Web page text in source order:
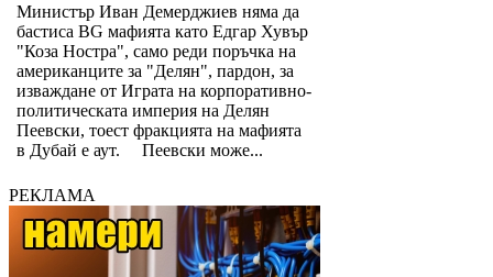
Министър Иван Демерджиев няма да
бастиса BG мафията като Едгар Хувър
"Коза Ностра", само реди поръчка на
американците за "Делян", пардон, за
изваждане от Играта на корпоративно-
политическата империя на Делян
Пеевски, тоест фракцията на мафията
в Дубай е аут. Пеевски може...
РЕКЛАМА